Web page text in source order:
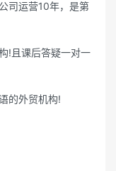
司运营10年，是第
!且课后答疑一对一
的外贸机构!